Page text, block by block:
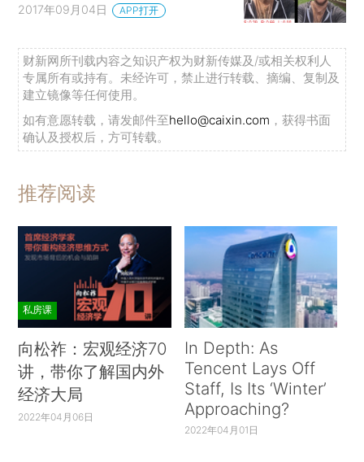
2017年09月04日 APP打开
财新网所刊载内容之知识产权为财新传媒及/或相关权利人
专属所有或持有。未经许可，禁止进行转载、摘编、复制及
建立镜像等任何使用。
如有意愿转载，请发邮件至hello@caixin.com ，获得书面
确认及授权后，方可转载。
推荐阅读
私房课
向松祚：宏观经济70
讲，带你了解国内外
经济大局
2022年04月06日
In Depth: As
Tencent Lays Off
Staff, Is Its ‘Winter’
Approaching?
2022年04月01日